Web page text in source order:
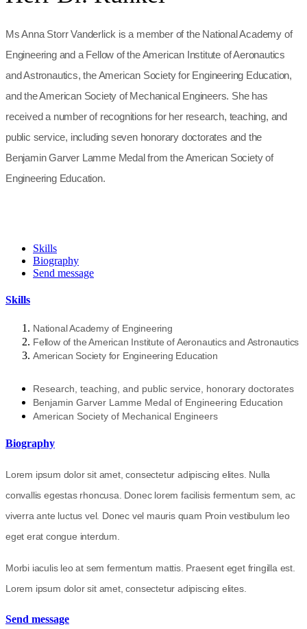
Ms Anna Storr Vanderlick is a member of the National Academy of
Engineering and a Fellow of the American Institute of Aeronautics
and Astronautics, the American Society for Engineering Education,
and the American Society of Mechanical Engineers. She has
received a number of recognitions for her research, teaching, and
public service, including seven honorary doctorates and the
Benjamin Garver Lamme Medal from the American Society of
Engineering Education.
Skills
Biography
Send message
Skills
National Academy of Engineering
Fellow of the American Institute of Aeronautics and Astronautics
American Society for Engineering Education
Research, teaching, and public service, honorary doctorates
Benjamin Garver Lamme Medal of Engineering Education
American Society of Mechanical Engineers
Biography
Lorem ipsum dolor sit amet, consectetur adipiscing elites. Nulla
convallis egestas rhoncusa. Donec lorem facilisis fermentum sem, ac
viverra ante luctus vel. Donec vel mauris quam Proin vestibulum leo
eget erat congue interdum.
Morbi iaculis leo at sem fermentum mattis. Praesent eget fringilla est.
Lorem ipsum dolor sit amet, consectetur adipiscing elites.
Send message